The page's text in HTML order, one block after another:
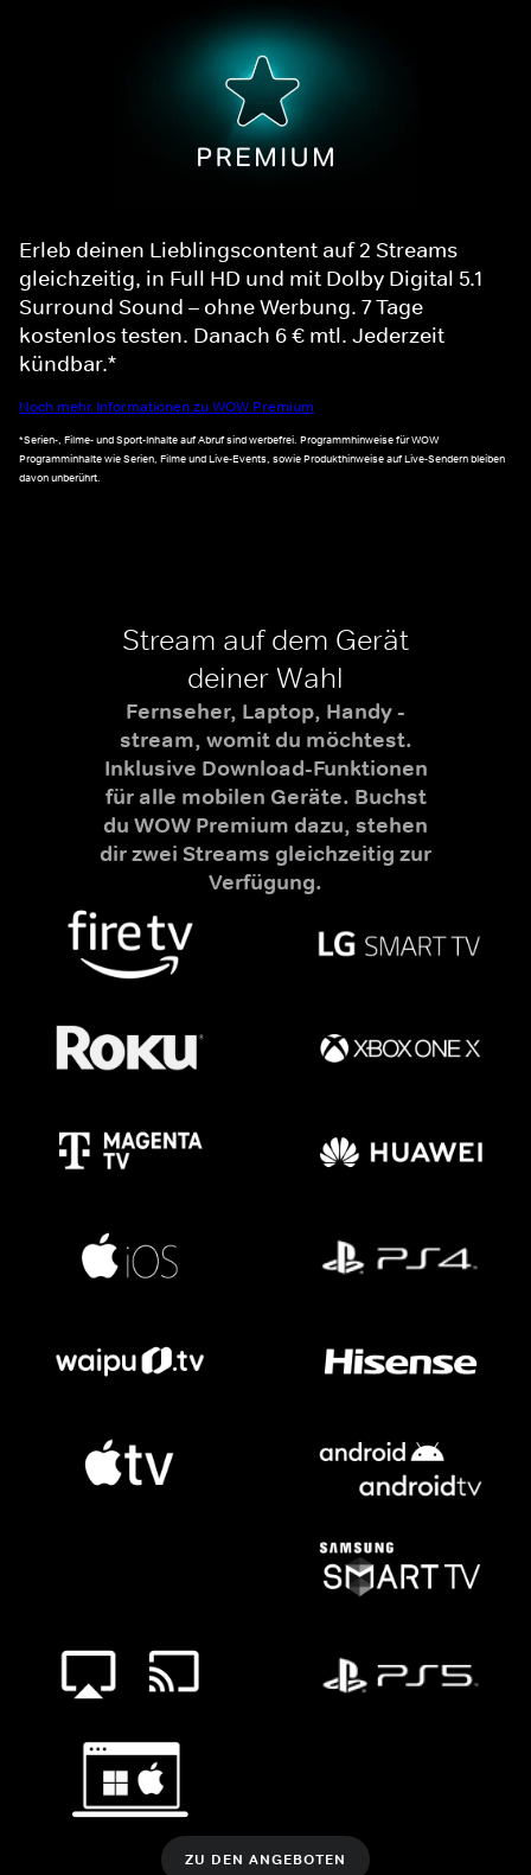
Erleb deinen Lieblingscontent auf 2 Streams
gleichzeitig, in Full HD und mit Dolby Digital 5.1
Surround Sound – ohne Werbung. 7 Tage
kostenlos testen. Danach 6 € mtl. Jederzeit
kündbar.*
Noch mehr Informationen zu WOW Premium
*Serien-, Filme- und Sport-Inhalte auf Abruf sind werbefrei. Programmhinweise für WOW
Programminhalte wie Serien, Filme und Live-Events, sowie Produkthinweise auf Live-Sendern bleiben
davon unberührt.
Stream auf dem Gerät
deiner Wahl
Fernseher, Laptop, Handy -
stream, womit du möchtest.
Inklusive Download-Funktionen
für alle mobilen Geräte. Buchst
du WOW Premium dazu, stehen
dir zwei Streams gleichzeitig zur
Verfügung.
ZU DEN ANGEBOTEN